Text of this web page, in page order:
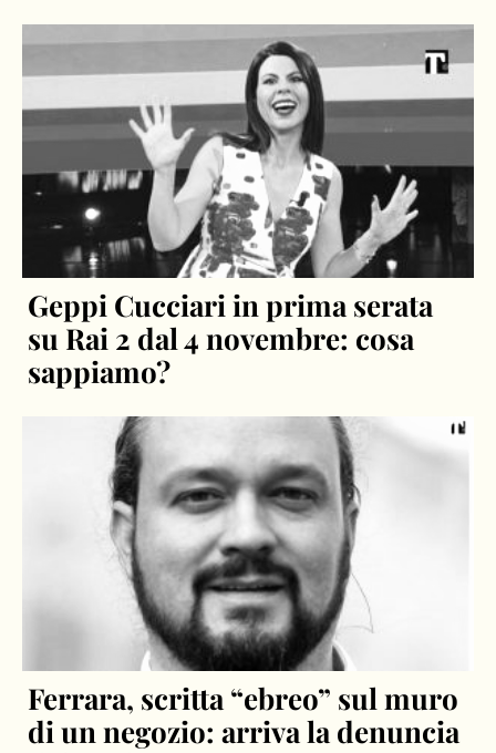
Geppi Cucciari in prima serata
su Rai 2 dal 4 novembre: cosa
sappiamo?
Ferrara, scritta “ebreo” sul muro
di un negozio: arriva la denuncia